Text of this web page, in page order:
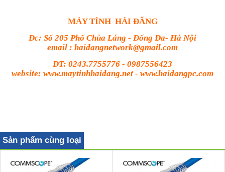
MÁY TÍNH HẢI ĐĂNG
Đc: Số 205 Phố Chùa Láng - Đống Đa- Hà Nội
email : haidangnetwork@gmail.com
ĐT: 0243.7755776 - 0987556423
website: www.maytinhhaidang.net - www.haidangpc.com
Sản phẩm cùng loại